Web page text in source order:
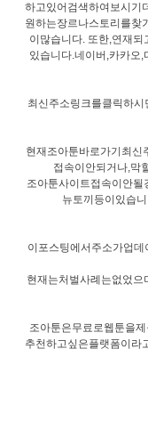
하고있어검색하여보시기
원하는장르나스토리를찾
이많습니다. 또한,연재
있습니다.네이버,카카오
최신주소링크를클릭하
현재조아툰바로가기최
접속이안되거나,막
조아툰사이트접속이안
뉴토끼등이있습
이포스팅에서주소가업
현재는처벌사례는없었
조아툰은무료로웹툰을
추천하고싶은플랫폼이라